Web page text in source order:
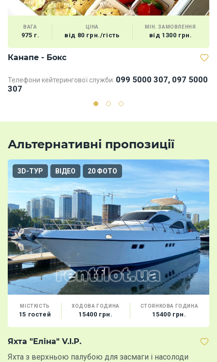
ВАГА
975 г.
ЦІНА
від 80 грн./гість
МІН. ЗАМОВЛЕННЯ
від 1300 грн.
Канапе - Бокс
Телефони кейтерингової служби: 099 5000 307, 097 5000
307
Альтернативні пропозиції
3D-ТУР ВІДЕО 20 ФОТО
МІСТКІСТЬ
15 гостей
ХОДОВА ГОДИНА
15400 грн.
СТОЯНКОВА ГОДИНА
15400 грн.
Яхта "Еліна" V.I.P.
Яхта з верхньою палубою для засмаги і насолоди